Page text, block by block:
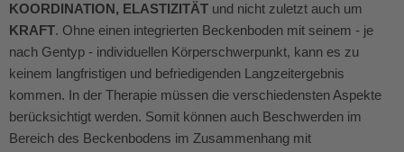
KOORDINATION, ELASTIZITÄT und nicht zuletzt auch um
KRAFT. Ohne einen integrierten Beckenboden mit seinem - je
nach Gentyp - individuellen Körperschwerpunkt, kann es zu
keinem langfristigen und befriedigenden Langzeitergebnis
kommen. In der Therapie müssen die verschiedensten Aspekte
berücksichtigt werden. Somit können auch Beschwerden im
Bereich des Beckenbodens im Zusammenhang mit